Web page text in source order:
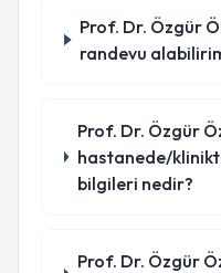
Prof. Dr. Özgür
randevu
Prof. Dr. Özgür
hastanede/
bilgileri nedir?
Prof. Dr. Özgür